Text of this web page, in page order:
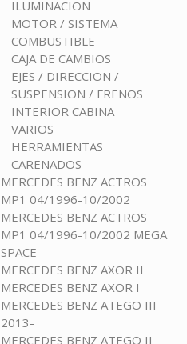
ILUMINACION
MOTOR / SISTEMA
COMBUSTIBLE
CAJA DE CAMBIOS
EJES / DIRECCION /
SUSPENSION / FRENOS
INTERIOR CABINA
VARIOS
HERRAMIENTAS
CARENADOS
MERCEDES BENZ ACTROS
MP1 04/1996-10/2002
MERCEDES BENZ ACTROS
MP1 04/1996-10/2002 MEGA
SPACE
MERCEDES BENZ AXOR II
MERCEDES BENZ AXOR I
MERCEDES BENZ ATEGO III
2013-
MERCEDES BENZ ATEGO II